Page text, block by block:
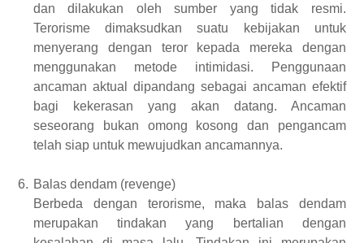
dan dilakukan oleh sumber yang tidak resmi.
Terorisme dimaksudkan suatu kebijakan untuk
menyerang dengan teror kepada mereka dengan
menggunakan metode intimidasi. Penggunaan
ancaman aktual dipandang sebagai ancaman efektif
bagi kekerasan yang akan datang. Ancaman
seseorang bukan omong kosong dan pengancam
telah siap untuk mewujudkan ancamannya.
6. Balas dendam (revenge)
Berbeda dengan terorisme, maka balas dendam
merupakan tindakan yang bertalian dengan